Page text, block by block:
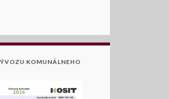
KOMUNÁLNEHO